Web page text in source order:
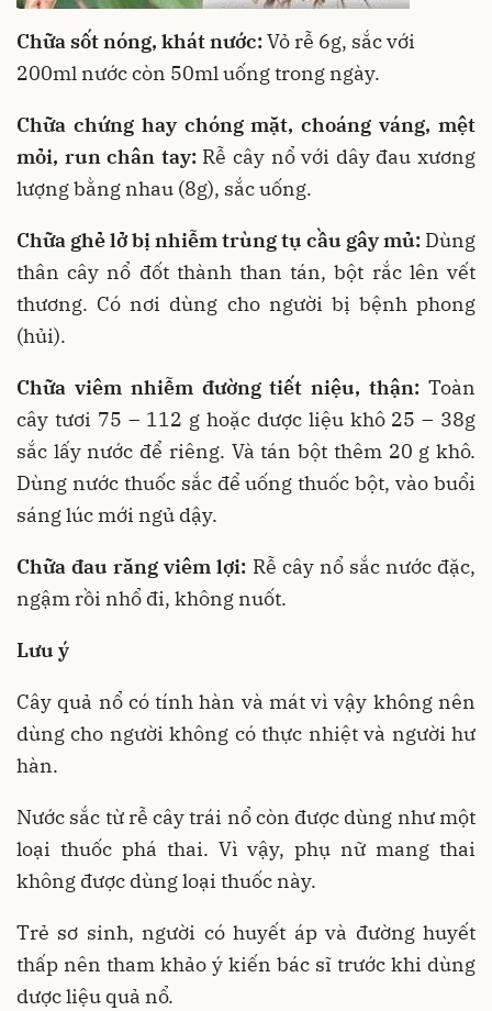
Chữa sốt nóng, khát nước:Vỏ rễ 6g, sắc với
200ml nước còn 50ml uống trong ngày.
Chữa chứng hay chóng mặt, choáng váng, mệt
mỏi, run chân tay:Rễ cây nổ với dây đau xương
lượng bằng nhau (8g), sắc uống.
Chữa ghẻ lở bị nhiễm trùng tụ cầu gây mủ: Dùng
thân cây nổ đốt thành than tán, bột rắc lên vết
thương. Có nơi dùng cho người bị bệnh phong
(hủi).
Chữa viêm nhiễm đường tiết niệu, thận: Toàn
cây tươi 75 – 112 g hoặc dược liệu khô 25 – 38g
sắc lấy nước để riêng. Và tán bột thêm 20 g khô.
Dùng nước thuốc sắc để uống thuốc bột, vào buổi
sáng lúc mới ngủ dậy.
Chữa đau răng viêm lợi: Rễ cây nổ sắc nước đặc,
ngậm rồi nhổ đi, không nuốt.
Lưu ý
Cây quả nổ có tính hàn và mát vì vậy không nên
dùng cho người không có thực nhiệt và người hư
hàn.
Nước sắc từ rễ cây trái nổ còn được dùng như một
loại thuốc phá thai. Vì vậy, phụ nữ mang thai
không được dùng loại thuốc này.
Trẻ sơ sinh, người có huyết áp và đường huyết
thấp nên tham khảo ý kiến bác sĩ trước khi dùng
dược liệu quả nổ.